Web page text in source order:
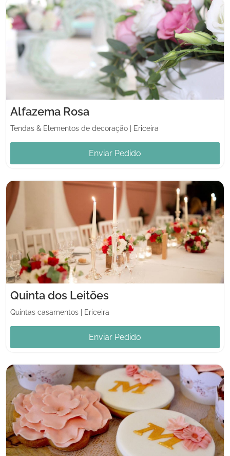
Alfazema Rosa
Tendas & Elementos de decoração Ericeira
Enviar Pedido
Quinta dos Leitões
Quintas casamentos Ericeira
Enviar Pedido